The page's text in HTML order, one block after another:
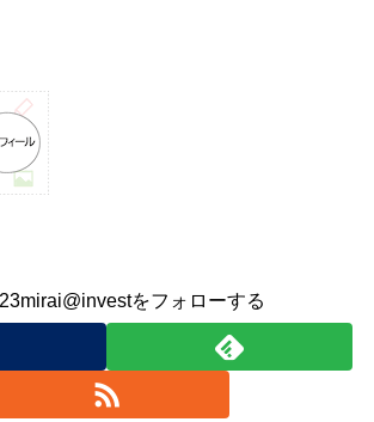
をフォローする